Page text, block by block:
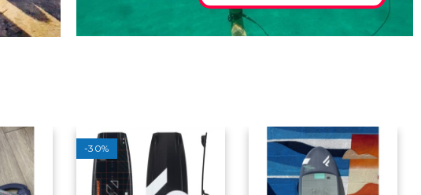
-30%